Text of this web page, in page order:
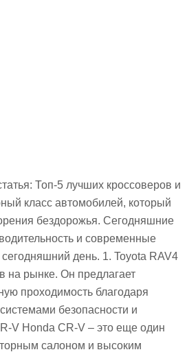
Топ-5 лучших кроссоверов и
класс автомобилей, который
бездорожья. Сегодняшние
и современные
день. 1. Toyota RAV4
на рынке. Он предлагает
проходимость благодаря
безопасности и
V Honda CR-V – это еще один
салоном и высоким